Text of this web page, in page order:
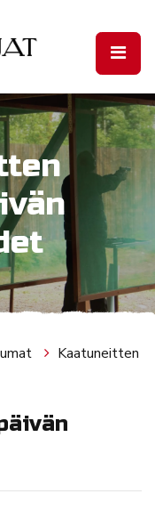
Kaatuneitten